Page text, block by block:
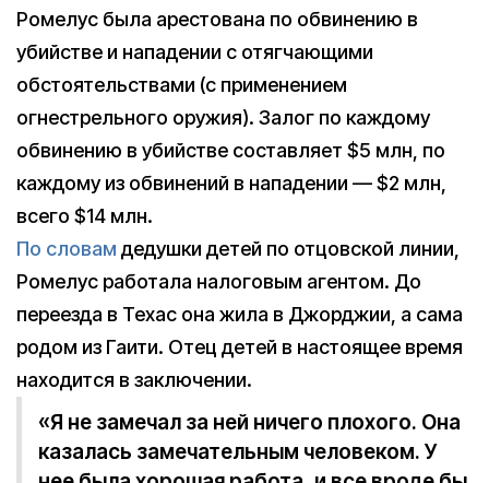
Ромелус была арестована по обвинению в
убийстве и нападении с отягчающими
обстоятельствами (с применением
огнестрельного оружия). Залог по каждому
обвинению в убийстве составляет $5 млн, по
каждому из обвинений в нападении — $2 млн,
всего $14 млн.
По словам дедушки детей по отцовской линии,
Ромелус работала налоговым агентом. До
переезда в Техас она жила в Джорджии, а сама
родом из Гаити. Отец детей в настоящее время
находится в заключении.
«Я не замечал за ней ничего плохого. Она
казалась замечательным человеком. У